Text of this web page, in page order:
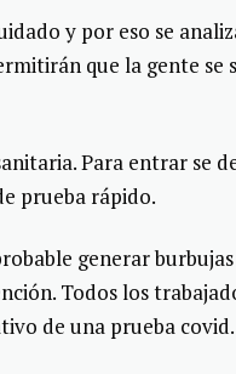
y por eso se
que la gente se
Para entrar se
prueba rápido.
generar
Todos los
de una prueba covid.